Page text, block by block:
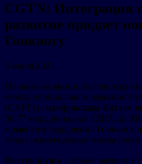
CGTN: Интеграция
развитие придает
Гонконгу
5 июля 2022
По данным министерства
между специальным
(CАРГ) и материковым Китаем
50,77 млрд долларов США до
момента возвращения Гонконга
этом среднегодовые темпы
Интегрируясь в общее развитие